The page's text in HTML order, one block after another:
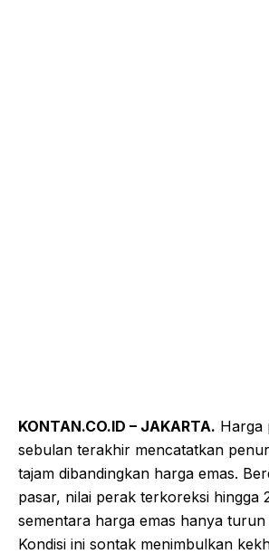
KONTAN.CO.ID – JAKARTA. Harga
sebulan terakhir mencatatkan
tajam dibandingkan harga emas.
pasar, nilai perak terkoreksi hingga
sementara harga emas hanya turun
Kondisi ini sontak menimbulkan